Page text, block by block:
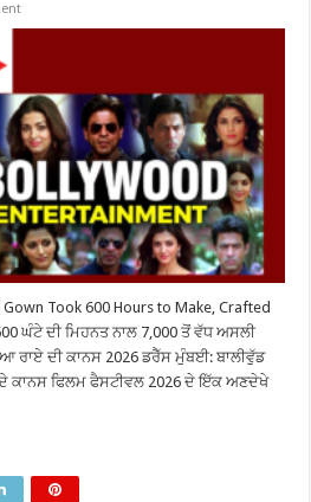
Gown Took 600 Hours to Make, Crafted
ਘੰਟੇ ਦੀ ਮਿਹਨਤ ਨਾਲ 7,000 ਤੋਂ ਵੱਧ ਅਸਲੀ
ਦੀ ਕਾਨਸ 2026 ਡਰੈੱਸ ਮੁੰਬਈ: ਬਾਲੀਵੁੱਡ
ਕਾਨਸ ਫਿਲਮ ਫੈਸਟੀਵਲ 2026 ਦੇ ਇੱਕ ਅਣਦੇਖੇ